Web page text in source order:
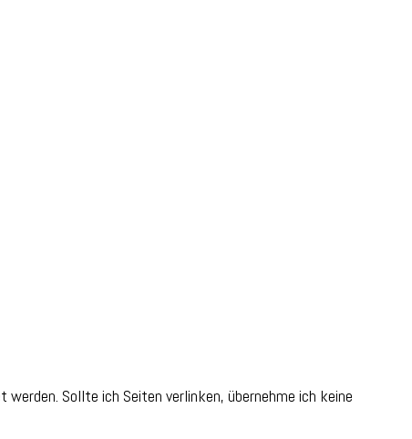
Sollte ich Seiten verlinken, übernehme ich keine